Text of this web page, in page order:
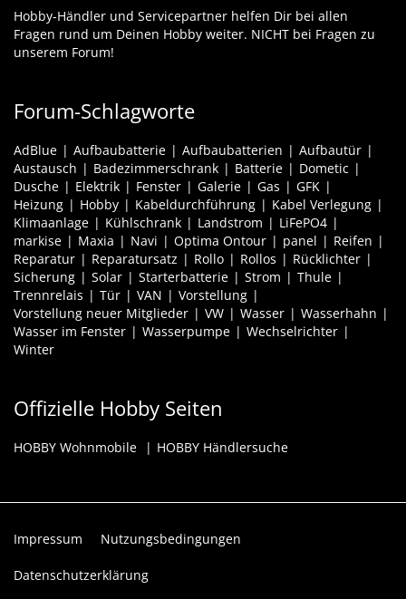
Hobby-Händler und Servicepartner helfen Dir bei allen
Fragen rund um Deinen Hobby weiter. NICHT bei Fragen zu
unserem Forum!
Forum-Schlagworte
AdBlue Aufbaubatterie Aufbaubatterien
Aufbautür
Austausch
Badezimmerschrank Batterie
Dometic
Dusche
Elektrik Fenster Galerie Gas
GFK
Heizung
Hobby Kabeldurchführung
Kabel Verlegung
Klimaanlage
Kühlschrank Landstrom
LiFePO4
markise
Maxia Navi Optima Ontour panel
Reifen
Reparatur
Reparatursatz Rollo Rollos
Rücklichter
Sicherung
Solar Starterbatterie Strom
Thule
Trennrelais
Tür VAN
Vorstellung
Vorstellung neuer Mitglieder
VW Wasser
Wasserhahn
Wasser im Fenster
Wasserpumpe
Wechselrichter
Winter
Offizielle Hobby Seiten
HOBBY Wohnmobile HOBBY Händlersuche
Impressum Nutzungsbedingungen
Datenschutzerklärung